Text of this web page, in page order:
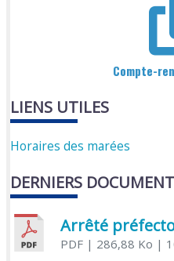
Compte-
LIENS UTILES
Horaires des marées
DERNIERS
PDF| 286,88 Ko |